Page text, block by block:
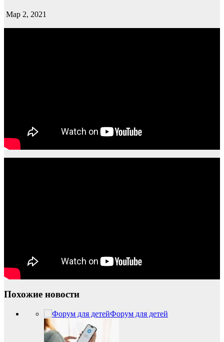
Мар 2, 2021
Похожие новости
Форум для детей